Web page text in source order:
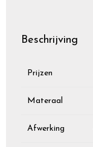
Beschrijving
Prijzen
Materaal
Afwerking